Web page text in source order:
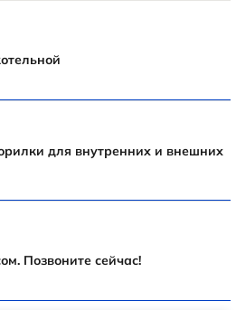
для внутренних и внешних
Позвоните сейчас!